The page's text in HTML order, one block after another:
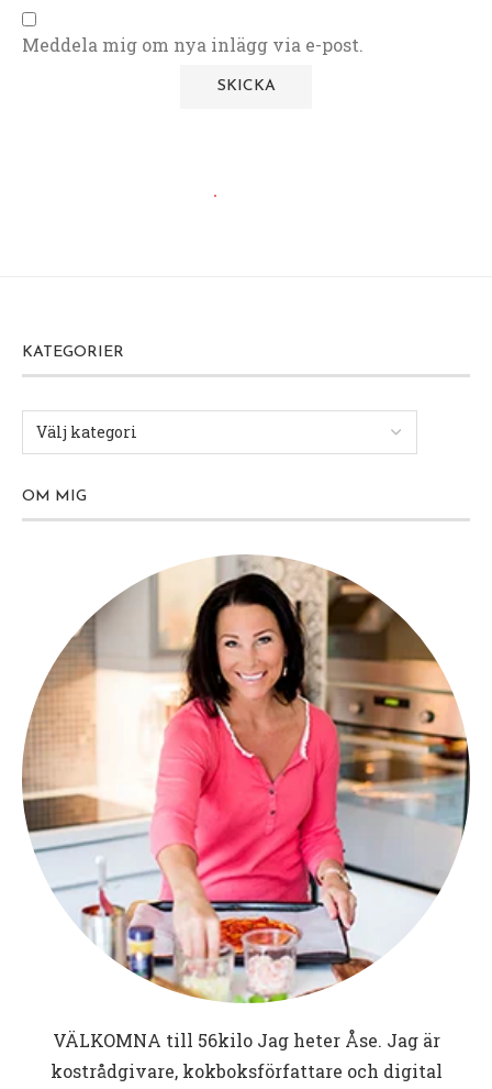
Meddela mig om nya inlägg via e-post.
KATEGORIER
OM MIG
VÄLKOMNA till 56kiloJag heter Åse. Jag är
kostrådgivare, kokboksförfattare och digital